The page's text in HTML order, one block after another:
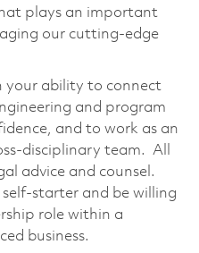
plays an important
our cutting-edge
your ability to connect
and program
and to work as an
disciplinary team. All
advice and counsel.
starter and be willing
role within a
business.